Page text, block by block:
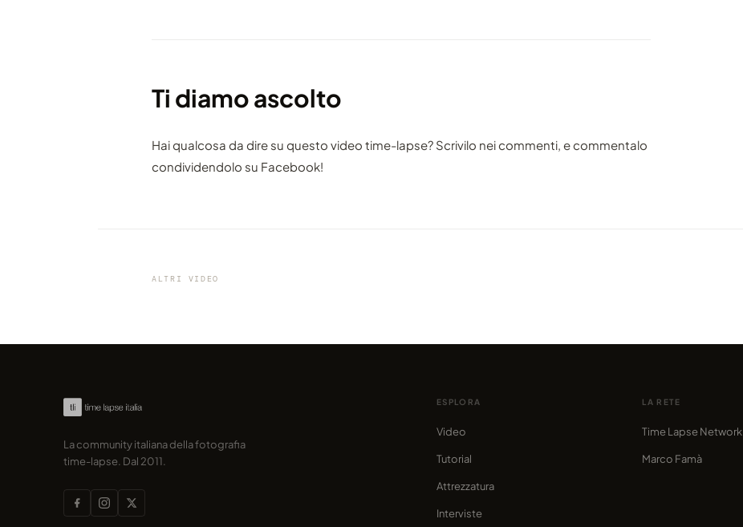
Ti diamo ascolto
Hai qualcosa da dire su questo video time-lapse? Scrivilo nei commenti, e commentalo
condividendolo su Facebook!
ALTRI VIDEO
condiviso da marcofama
La community italiana della fotografia
time-lapse. Dal 2011.
ESPLORA
Video
Tutorial
Attrezzatura
Interviste
LA RETE
Time Lapse Network
Marco Famà